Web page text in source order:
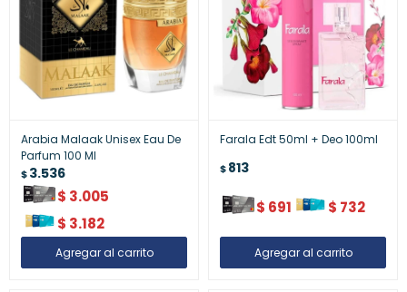
Arabia Malaak Unisex Eau De
Parfum 100 Ml
$3.536
$ 3.005
$ 3.182
Farala Edt 50ml + Deo 100ml
$813
$ 691 $ 732